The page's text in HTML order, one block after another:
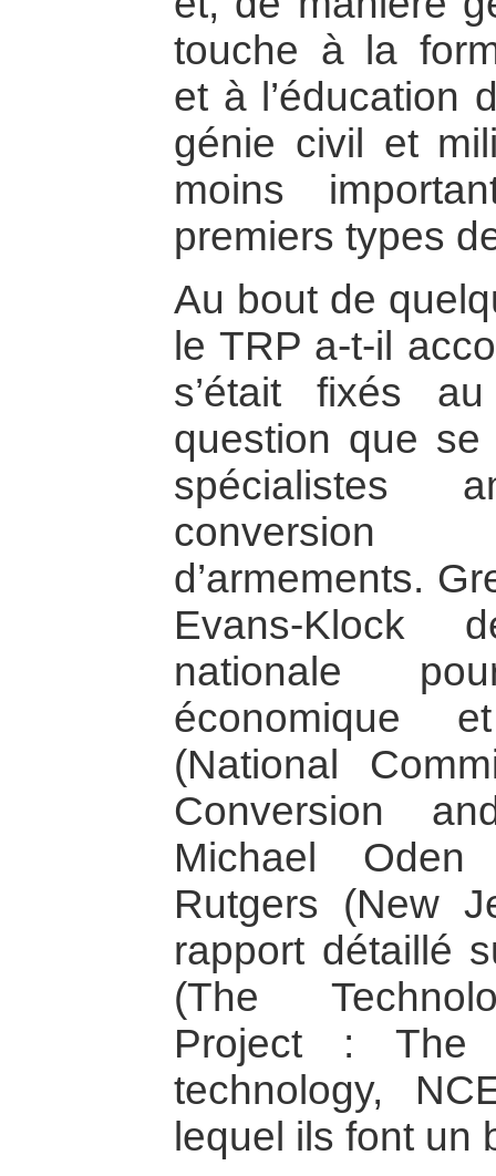
touche à la
et à l’éducation
génie civil et
moins
premiers types
Au bout de
le TRP a-t-il
s’était fixés
question que
spécialistes
d’armements.
Evans-Klock
nationale
économique
(National
Conversion
Michael
Rutgers (New
rapport détaillé
(The
Project : The
technology,
lequel ils font un